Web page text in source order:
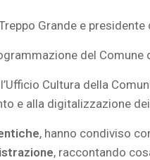
Grande e presidente
del Comune
Cultura della
e alla digitalizzazione dei
, hanno condiviso
, raccontando